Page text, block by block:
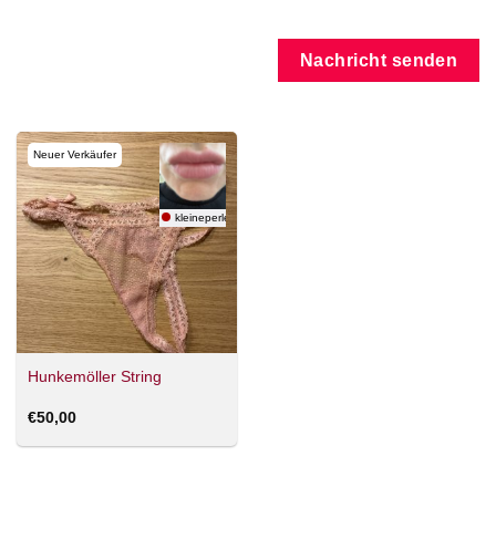
Nachricht senden
Neuer Verkäufer
kleineperle
Hunkemöller String
€50,00